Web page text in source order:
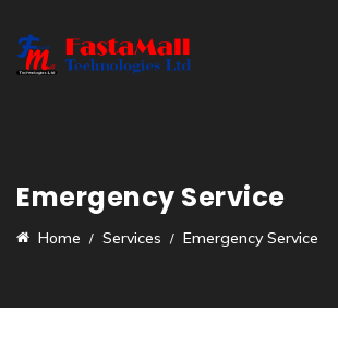
Emergency Service
Home Services Emergency Service